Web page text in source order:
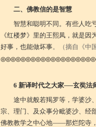
二、佛教信的是智慧
智慧和聪明不同。有些人吃
《红楼梦》里的王熙凤，就是
好事，也能做坏事。 （摘自《中
6 新译时代之大家──玄奘法
途中就般若羯罗等，学婆沙
宗、理门、及众事分毗婆沙、经
佛教教学之中心地——那烂陀寺